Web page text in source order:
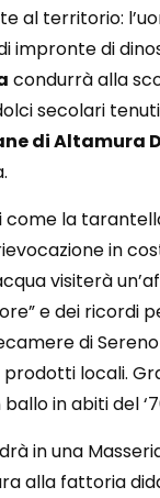
al territorio:
impronte di
condurrà alla
secolari
di Altamura
come la
in
visiterà
e dei ricordi
di
locali.
in abiti del
in una
alla fattoria